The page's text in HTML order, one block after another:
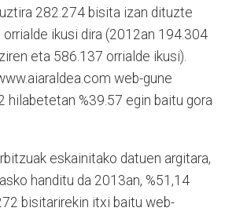
282.274 bisita izan dituzte
ikusi dira (2012an 194.304
eta 586.137 orrialde ikusi).
web-gune
hilabetetan %39.57 egin baitu gora
eskainitako datuen argitara,
handitu da 2013an, %51,14
bisitarirekin itxi baitu web-